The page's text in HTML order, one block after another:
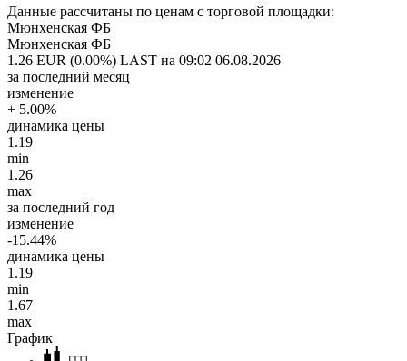
Данные рассчитаны по ценам с торговой площадки:
Мюнхенская ФБ
Мюнхенская ФБ
1.26 EUR (0.00%) LAST на 09:02 06.08.2026
за последний месяц
изменение
+ 5.00%
динамика цены
1.19
min
1.26
max
за последний год
изменение
-15.44%
динамика цены
1.19
min
1.67
max
График